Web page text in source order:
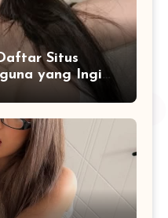
Situs
yang Ingin